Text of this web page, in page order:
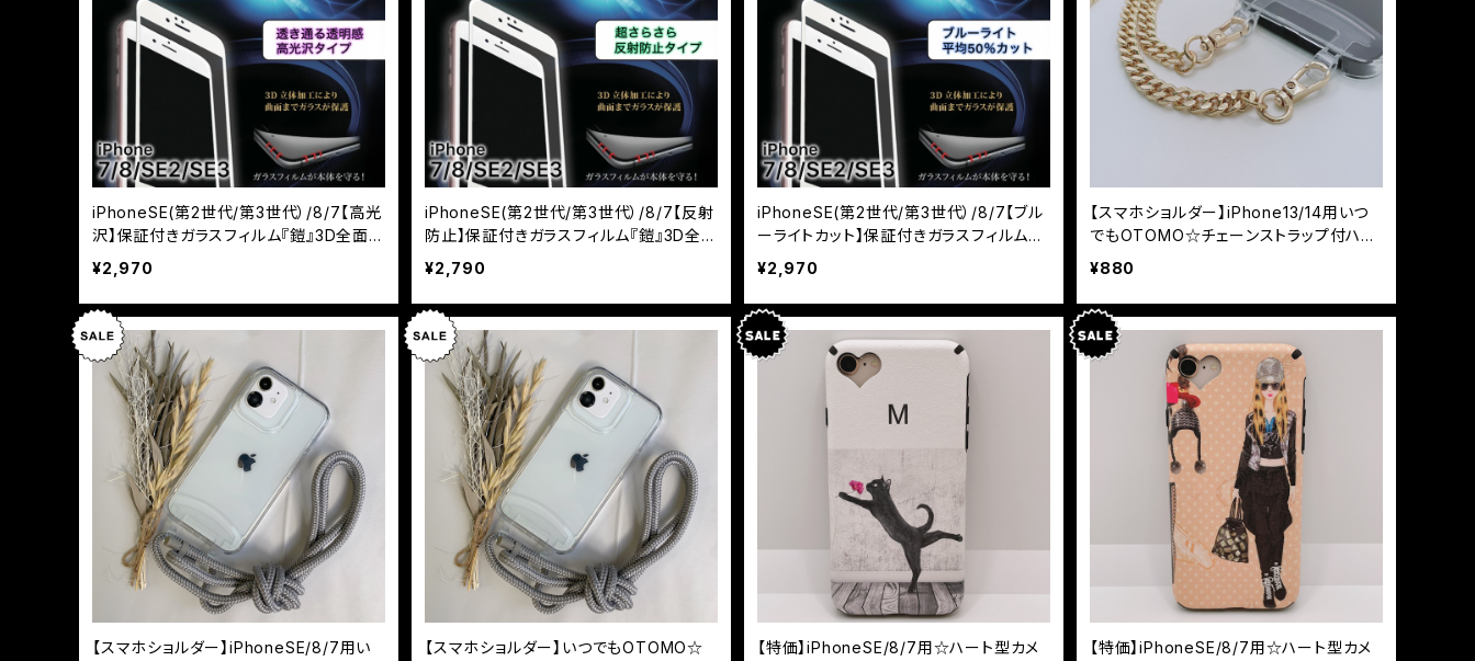
iPhoneSE(第2世代/第3世代）/8/7【高光
沢】保証付きガラスフィルム『鎧』3D全面フ
ルカバー ホワイト
¥2,970
iPhoneSE(第2世代/第3世代）/8/7【反射
防止】保証付きガラスフィルム『鎧』3D全面
フルカバー ホワイト
¥2,790
iPhoneSE(第2世代/第3世代）/8/7【ブル
ーライトカット】保証付きガラスフィルム
『鎧』3D全面フルカバー ホワイト
¥2,970
【スマホショルダー】iPhone13/14用いつ
でもOTOMO☆チェーンストラップ付ハイ
ブリットケース
¥880
【スマホショルダー】iPhoneSE/8/7用い
【スマホショルダー】いつでもOTOMO☆
【特価】iPhoneSE/8/7用☆ハート型カメ
【特価】iPhoneSE/8/7用☆ハート型カメ